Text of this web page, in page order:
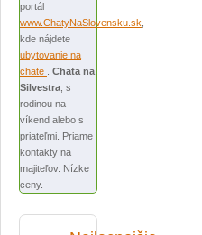
portál
www.ChatyNaSlovensku.sk
kde nájdete
ubytovanie na
chate
Chata na
Silvestra , s
rodinou na
víkend alebo s
priateľmi. Priame
kontakty na
majiteľov. Nízke
ceny.